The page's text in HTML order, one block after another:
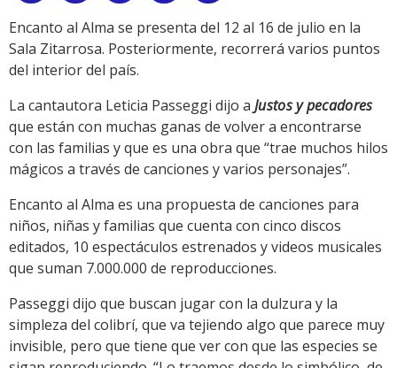
Link
Encanto al Alma se presenta del 12 al 16 de julio en la
Sala Zitarrosa. Posteriormente, recorrerá varios puntos
del interior del país.
La cantautora Leticia Passeggi dijo a Justos y pecadores
que están con muchas ganas de volver a encontrarse
con las familias y que es una obra que “trae muchos hilos
mágicos a través de canciones y varios personajes”.
Encanto al Alma es una propuesta de canciones para
niños, niñas y familias que cuenta con cinco discos
editados, 10 espectáculos estrenados y videos musicales
que suman 7.000.000 de reproducciones.
Passeggi dijo que buscan jugar con la dulzura y la
simpleza del colibrí, que va tejiendo algo que parece muy
invisible, pero que tiene que ver con que las especies se